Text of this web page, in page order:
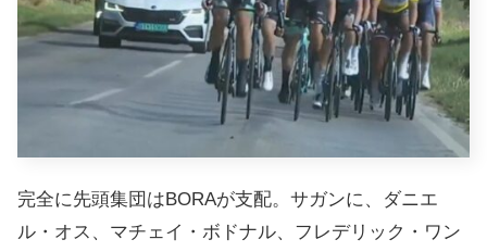
完全に先頭集団はBORAが支配。サガンに、ダニエ
ル・オス、マチェイ・ボドナル、フレデリック・ワン